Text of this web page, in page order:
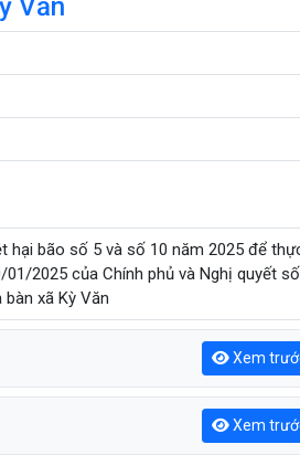
Văn
hại bão số 5 và số 10 năm 2025 để
2025 của Chính phủ và Nghị quyết
xã Kỳ Văn
Xem
Xem